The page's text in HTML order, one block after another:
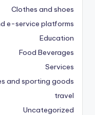
Clothes and shoes
e-service platforms
Education
Food Beverages
Services
and sporting goods
travel
Uncategorized